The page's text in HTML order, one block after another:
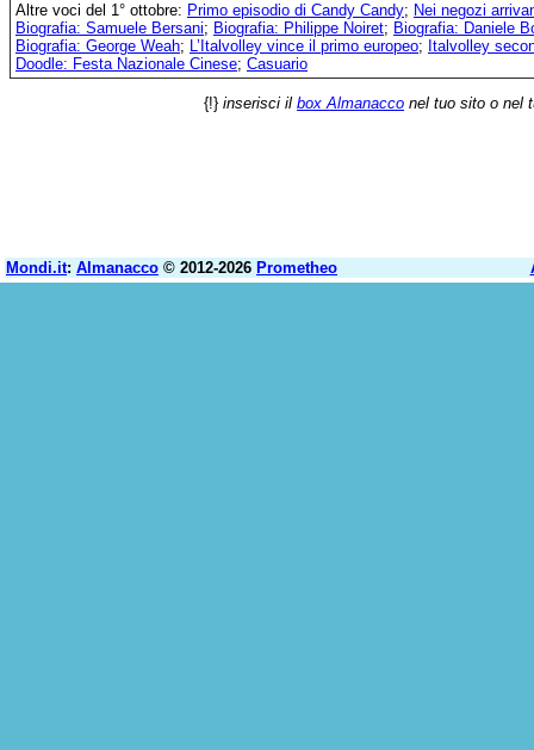
Altre voci del 1° ottobre: Primo episodio di Candy Candy; Nei negozi
Biografia: Samuele Bersani; Biografia: Philippe Noiret; Biografia: Daniele
Biografia: George Weah; L’Italvolley vince il primo europeo; Italvolley
Doodle: Festa Nazionale Cinese; Casuario
{!} inserisci il box Almanacco nel tuo sito o nel
Mondi.it: Almanacco © 2012-2026 Prometheo